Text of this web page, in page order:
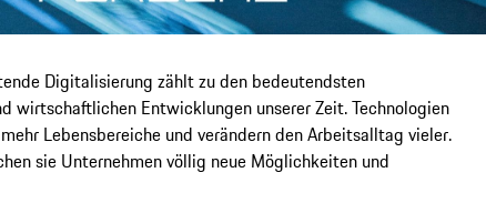
Digitalisierung zählt zu den bedeutendsten
wirtschaftlichen Entwicklungen unserer Zeit. Technologien
Lebensbereiche und verändern den Arbeitsalltag vieler.
sie Unternehmen völlig neue Möglichkeiten und